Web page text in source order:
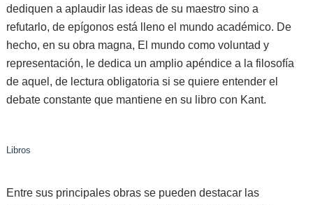
dediquen a aplaudir las ideas de su maestro sino a
refutarlo, de epígonos está lleno el mundo académico. De
hecho, en su obra magna, El mundo como voluntad y
representación, le dedica un amplio apéndice a la filosofía
de aquel, de lectura obligatoria si se quiere entender el
debate constante que mantiene en su libro con Kant.
Libros
Entre sus principales obras se pueden destacar las